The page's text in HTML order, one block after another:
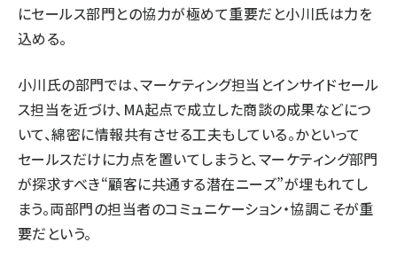
にセールス部門との協力が極めて重要だと小川氏は力を
込める。
小川氏の部門では、マーケティング担当とインサイドセール
ス担当を近づけ、MA起点で成立した商談の成果などにつ
いて、綿密に情報共有させる工夫もしている。かといって
セールスだけに力点を置いてしまうと、マーケティング部門
が探求すべき“顧客に共通する潜在ニーズ”が埋もれてし
まう。両部門の担当者のコミュニケーション・協調こそが重
要だという。